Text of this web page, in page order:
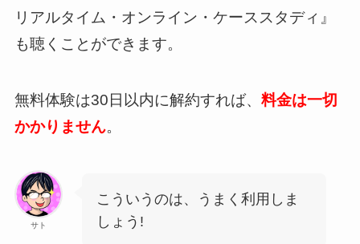
リアルタイム・オンライン・ケーススタディ』
も聴くことができます。
無料体験は30日以内に解約すれば、 料金は一切
かかりません。
サト
こういうのは、うまく利用しま
しょう!